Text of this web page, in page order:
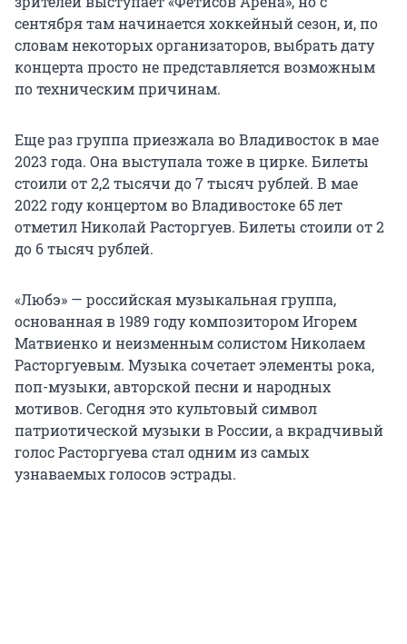
сентября там начинается хоккейный сезон, и, по
словам некоторых организаторов, выбрать дату
концерта просто не представляется возможным
по техническим причинам.
Еще раз группа приезжала во Владивосток в мае
2023 года. Она выступала тоже в цирке. Билеты
стоили от 2,2 тысячи до 7 тысяч рублей. В мае
2022 году концертом во Владивостоке 65 лет
отметил Николай Расторгуев. Билеты стоили от 2
до 6 тысяч рублей.
«Любэ» — российская музыкальная группа,
основанная в 1989 году композитором Игорем
Матвиенко и неизменным солистом Николаем
Расторгуевым. Музыка сочетает элементы рока,
поп-музыки, авторской песни и народных
мотивов. Сегодня это культовый символ
патриотической музыки в России, а вкрадчивый
голос Расторгуева стал одним из самых
узнаваемых голосов эстрады.